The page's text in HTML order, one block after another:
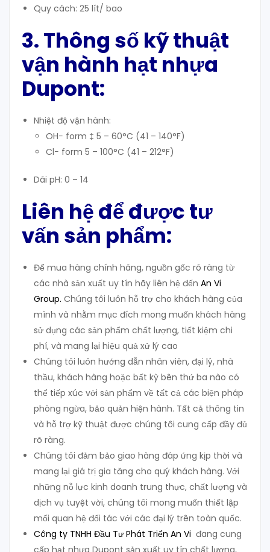
Quy cách: 25 lít/ bao
3. Thông số kỹ thuật
vận hành hạt nhựa
Dupont:
Nhiệt độ vận hành:
OH− form ‡ 5 – 60°C (41 – 140°F)
Cl− form 5 – 100°C (41 – 212°F)
Dãi pH: 0 – 14
Liên hệ để được tư
vấn sản phẩm:
Để mua hàng chính hãng, nguồn gốc rõ ràng từ
các nhà sản xuất uy tín hãy liên hệ đến An Vi
Group. Chúng tôi luôn hỗ trợ cho khách hàng của
mình và nhằm mục đích mong muốn khách hàng
sử dụng các sản phẩm chất lượng, tiết kiệm chi
phí, và mang lại hiệu quả xử lý cao
Chúng tôi luôn hướng dẫn nhân viên, đại lý, nhà
thầu, khách hàng hoặc bất kỳ bên thứ ba nào có
thể tiếp xúc với sản phẩm về tất cả các biện pháp
phòng ngừa, bảo quản hiện hành. Tất cả thông tin
và hỗ trợ kỹ thuật được chúng tôi cung cấp đầy đủ
rõ ràng.
Chúng tôi đảm bảo giao hàng đáp ứng kịp thời và
mang lại giá trị gia tăng cho quý khách hàng. Với
những nỗ lực kinh doanh trung thực, chất lượng và
dịch vụ tuyệt vời, chúng tôi mong muốn thiết lập
mối quan hệ đối tác với các đại lý trên toàn quốc.
Công ty TNHH Đầu Tư Phát Triển An Vi đang cung